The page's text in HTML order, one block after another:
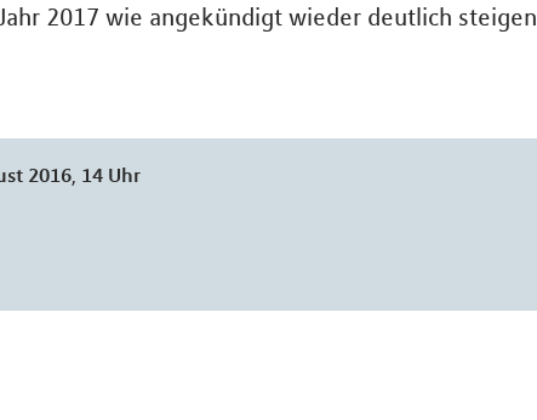
2017 wie angekündigt wieder deutlich steigen
2016 14 Uhr